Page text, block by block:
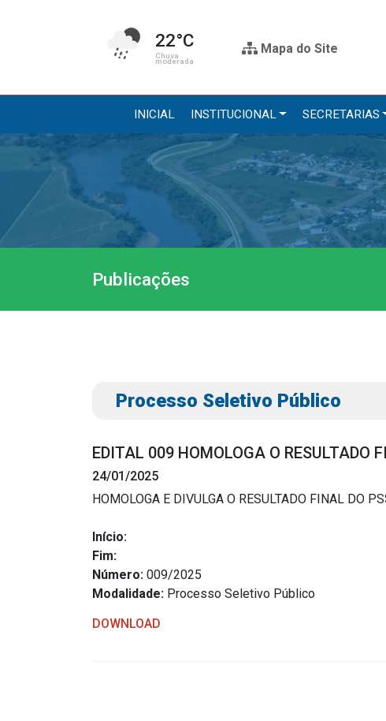
22°C
Chuva
moderada
Mapa do Site
INICIAL INSTITUCIONAL SECRETARIAS
Institucional
A Prefeitura
Gabinete do Prefeito
História do Município
Administração
Agricultura e
Transparência
Portal da Transparência
Radar da Transparência
Notícias
Publicações
Processo Seletivo Público
EDITAL 009 HOMOLOGA O RESULTADO
24/01/2025
HOMOLOGA E DIVULGA O RESULTADO FINAL DO
Início:
Fim:
Número: 009/2025
Modalidade: Processo Seletivo Público
DOWNLOAD